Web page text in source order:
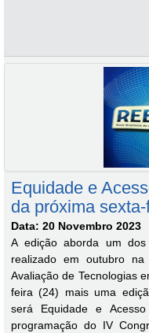
Equidade e
da próxima
Data: 20 Novembro 2023
A edição aborda um
realizado em outubro
Avaliação de Tecnologias
feira (24) mais uma
será Equidade e
programação do IV